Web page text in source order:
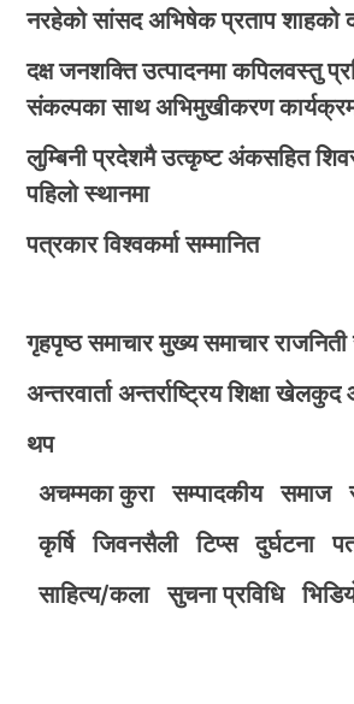
नरहेको सांसद अभिषेक प्रताप शाहको
दक्ष जनशक्ति उत्पादनमा कपिलवस्तु
संकल्पका साथ अभिमुखीकरण
लुम्बिनी प्रदेशमै उत्कृष्ट अंकसहित
पहिलो स्थानमा
पत्रकार विश्वकर्मा सम्मानित
गृहपृष्ठ समाचार मुख्य समाचार राजनिती
अन्तरवार्ता अन्तर्राष्ट्रिय शिक्षा खेलकुद
थप
अचम्मका कुरा
सम्पादकीय समाज
कृर्षि
जिवनसैली टिप्स दुर्घटना
साहित्य/कला
सुचना प्रविधि